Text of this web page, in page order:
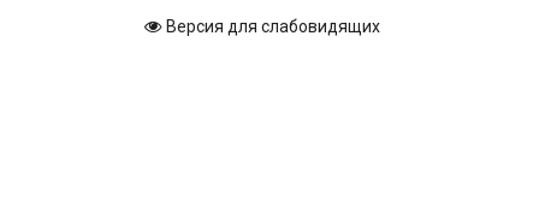
Версия для слабовидящих